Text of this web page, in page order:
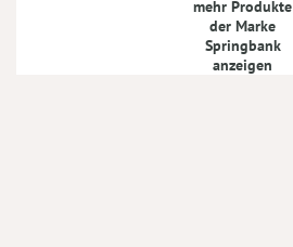
mehr Produkte
der Marke
Springbank
anzeigen